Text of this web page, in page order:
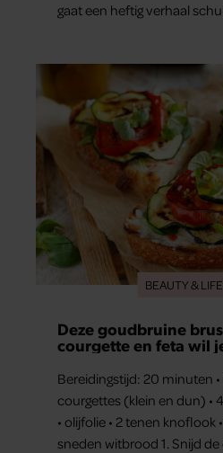
gaat een heftig verhaal
BEAUTY &
Deze goudbruine
courgette en feta wil
Bereidingstijd: 20 minuten
courgettes (klein en dun) •
• olijfolie • 2 tenen knoflook
sneden witbrood 1. Snijd